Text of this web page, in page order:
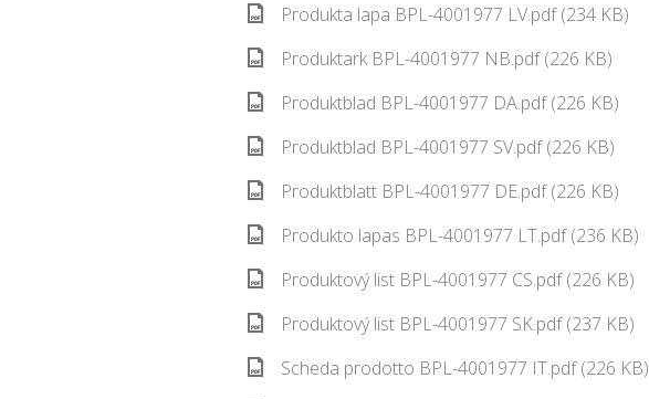
Produkta lapa BPL-4001977 LV.pdf (234 KB)
Produktark BPL-4001977 NB.pdf (226 KB)
Produktblad BPL-4001977 DA.pdf (226 KB)
Produktblad BPL-4001977 SV.pdf (226 KB)
Produktblatt BPL-4001977 DE.pdf (226 KB)
Produkto lapas BPL-4001977 LT.pdf (236 KB)
Produktový list BPL-4001977 CS.pdf (226 KB)
Produktový list BPL-4001977 SK.pdf (237 KB)
Scheda prodotto BPL-4001977 IT.pdf (226 KB)